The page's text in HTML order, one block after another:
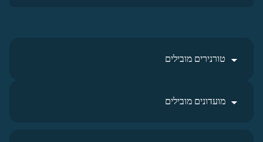
טורנירים מובילים
מועדונים מובילים